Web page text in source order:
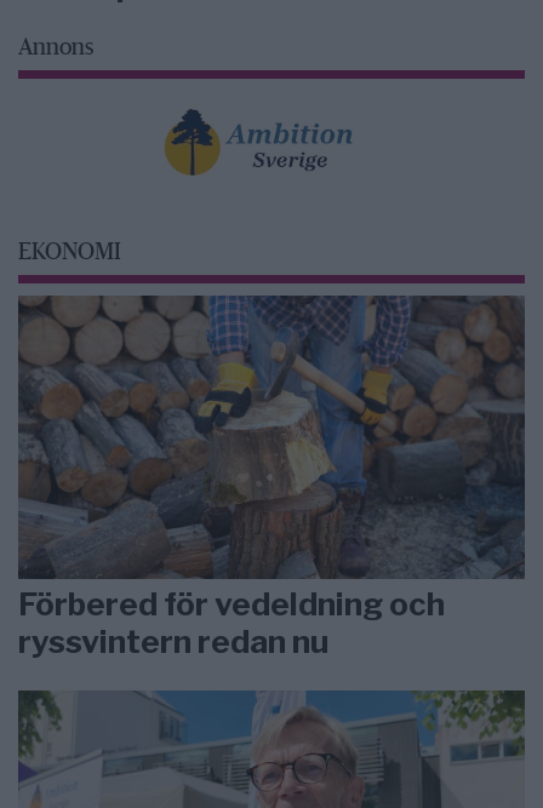
Annons
EKONOMI
Förbered för vedeldning och
ryssvintern redan nu